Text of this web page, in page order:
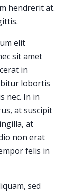
hendrerit at.
elit
sit amet
in
lobortis
nec. In in
at suscipit
at
non erat
felis in
sed